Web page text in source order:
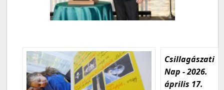
Csillagászati
Nap - 2026.
április 17.